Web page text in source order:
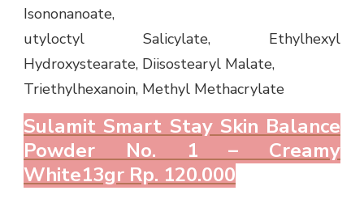
Isononanoate,
utyloctyl Salicylate, Ethylhexyl
Hydroxystearate, Diisostearyl Malate,
Triethylhexanoin, Methyl Methacrylate
Sulamit Smart Stay Skin Balance
Powder No. 1 – Creamy
White13gr Rp. 120.000